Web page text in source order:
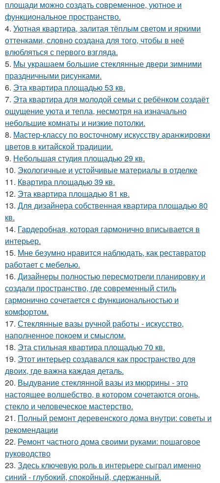
площади можно создать современное, уютное и
функциональное пространство.
4. Уютная квартира, залитая тёплым светом и яркими
оттенками, словно создана для того, чтобы в неё
влюбляться с первого взгляда.
5. Мы украшаем большие стеклянные двери зимними
праздничными рисунками.
6. Эта квартира площадью 53 кв.
7. Эта квартира для молодой семьи с ребёнком создаёт
ощущение уюта и тепла, несмотря на изначально
небольшие комнаты и низкие потолки.
8. Мастер-классу по восточному искусству аранжировки
цветов в китайской традиции.
9. Небольшая студия площадью 29 кв.
10. Экологичные и устойчивые материалы в отделке
11. Квартира площадью 39 кв.
12. Эта квартира площадью 81 кв.
13. Для дизайнера собственная квартира площадью 80
кв.
14. Гардеробная, которая гармонично вписывается в
интерьер.
15. Мне безумно нравится наблюдать, как реставратор
работает с мебелью.
16. Дизайнеры полностью пересмотрели планировку и
создали пространство, где современный стиль
гармонично сочетается с функциональностью и
комфортом.
17. Стеклянные вазы ручной работы - искусство,
наполненное покоем и смыслом.
18. Эта стильная квартира площадью 70 кв.
19. Этот интерьер создавался как пространство для
двоих, где важна каждая деталь.
20. Выдувание стеклянной вазы из мюррины - это
настоящее волшебство, в котором сочетаются огонь,
стекло и человеческое мастерство.
21. Полный ремонт деревенского дома внутри: советы и
рекомендации
22. Ремонт частного дома своими руками: пошаговое
руководство
23. Здесь ключевую роль в интерьере сыграл именно
синий - глубокий, спокойный, сдержанный.